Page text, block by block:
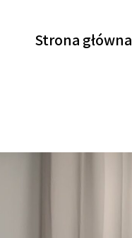
Strona główna